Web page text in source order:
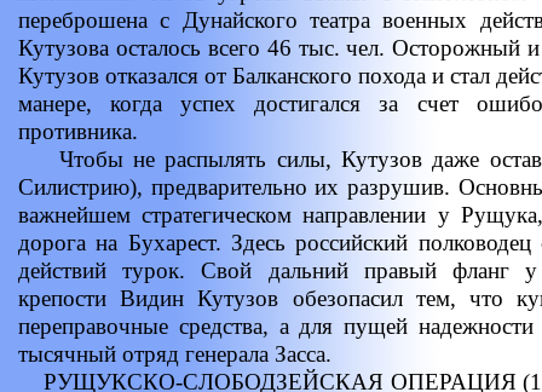
переброшена с Дунайского театра военных
Кутузова осталось всего 46 тыс. чел. Осторожный
Кутузов отказался от Балканского похода и стал
манере, когда успех достигался за счет
противника.
Чтобы не распылять силы, Кутузов даже
Силистрию), предварительно их разрушив.
важнейшем стратегическом направлении у
дорога на Бухарест. Здесь российский
действий турок. Свой дальний правый фланг
крепости Видин Кутузов обезопасил тем, что
переправочные средства, а для пущей
тысячный отряд генерала Засса.
РУЩУКСКО-СЛОБОДЗЕЙСКАЯ ОПЕРАЦИЯ